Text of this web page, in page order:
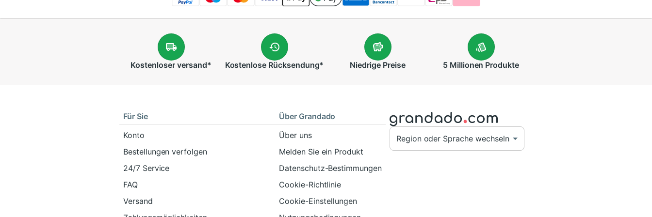
Kostenloserversand* Kostenlose Rücksendung* NiedrigePreise 5 Millionen Produkte
Für Sie
Konto
Bestellungen verfolgen
24/7 Service
FAQ
Versand
Über Grandado
Über uns
Melden Sie ein Produkt
Datenschutz-Bestimmungen
Cookie-Richtlinie
Cookie-Einstellungen
Region oder Sprache wechseln